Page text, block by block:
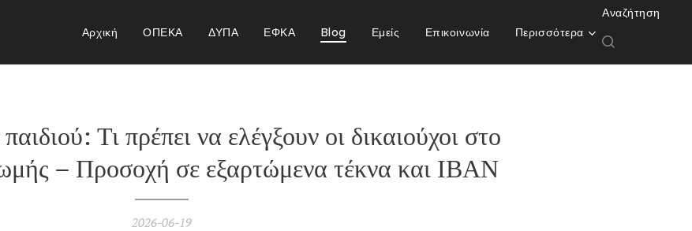
Αρχική ΟΠΕΚΑ ΔΥΠΑ ΕΦΚΑ Blog Εμείς Επικοινωνία Περισσότερα
Αναζήτηση
Τι πρέπει να ελέγξουν οι δικαιούχοι στο
– Προσοχή σε εξαρτώμενα τέκνα και ΙΒΑΝ
2026-06-19